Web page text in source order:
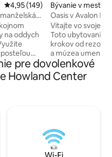
Priemerné ohodnotenie 4,95 z
4,95 (149)
Wi-Fi
na oddych
posteľou
každá
Wi-Fi
a vlastný
Bývanie v meste
Oasis v Avalon
Vitajte vo svojej
Toto ubytovanie
krokov od
a múzea umenia
ďaleko od
táto oblasť
lokalite a využite
terasou a
zábavu alebo len
vychutnajte
100-palcovú
pre dovolenkové
Howland Center